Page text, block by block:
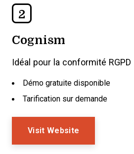
2
Cognism
Idéal pour la conformité RGPD
Démo gratuite disponible
Tarification sur demande
Visit Website